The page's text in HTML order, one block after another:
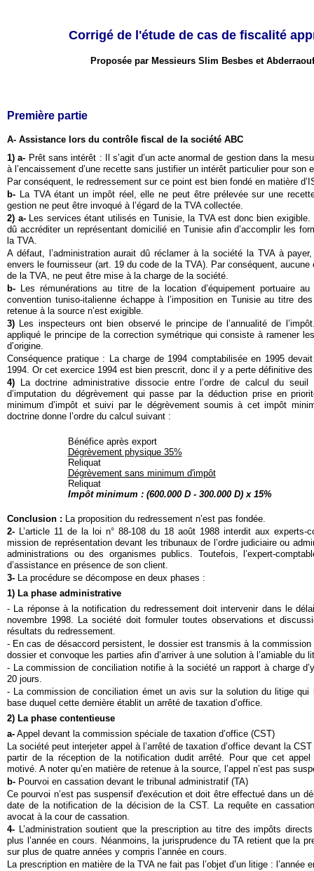
Corrigé de l'étude de cas de fiscalité
Proposée par Messieurs Slim Besbes et
Première partie
A- Assistance lors du contrôle fiscal de la société ABC
1) a- Prêt sans intérêt : Il s’agit d’un acte anormal de gestion dans la
à l’encaissement d’une recette sans justifier un intérêt particulier pour son
Par conséquent, le redressement sur ce point est bien fondé en matière
b- La TVA étant un impôt réel, elle ne peut être prélevée sur une
gestion ne peut être invoqué à l’égard de la TVA collectée.
2) a-Les services étant utilisés en Tunisie, la TVA est donc bien exigible.
dû accréditer un représentant domicilié en Tunisie afin d’accomplir les
la TVA.
A défaut, l’administration aurait dû réclamer à la société la TVA à
envers le fournisseur (art. 19 du code de la TVA). Par conséquent, aucune
de la TVA, ne peut être mise à la charge de la société.
b- Les rémunérations au titre de la location d’équipement portuaire
convention tuniso-italienne échappe à l’imposition en Tunisie au titre
retenue à la source n’est exigible.
3) Les inspecteurs ont bien observé le principe de l’annualité de
appliqué le principe de la correction symétrique qui consiste à ramener
d’origine.
Conséquence pratique : La charge de 1994 comptabilisée en 1995
1994. Or cet exercice 1994 est bien prescrit, donc il y a perte définitive
4)
La doctrine administrative dissocie entre l’ordre de calcul du seuil
d’imputation du dégrèvement qui passe par la déduction prise en
minimum d’impôt et suivi par le dégrèvement soumis à cet impôt
doctrine donne l’ordre du calcul suivant :
Bénéfice après export
Dégrèvement physique 35%
Reliquat
Dégrèvement sans minimum d'impôt
Reliquat
Impôt minimum : (600.000 D - 300.000 D) x 15%
Conclusion : La proposition du redressement n’est pas fondée.
2- L’article 11 de la loi n° 88-108 du 18 août 1988 interdit aux experts-
mission de représentation devant les tribunaux de l’ordre judiciaire ou
administrations ou des organismes publics. Toutefois, l’expert-
d’assistance en présence de son client.
3- La procédure se décompose en deux phases :
1) La phase administrative
- La réponse à la notification du redressement doit intervenir dans le
novembre 1998. La société doit formuler toutes observations et
résultats du redressement.
- En cas de désaccord persistent, le dossier est transmis à la
dossier et convoque les parties afin d’arriver à une solution à l’amiable du
- La commission de conciliation notifie à la société un rapport à charge
20 jours.
- La commission de conciliation émet un avis sur la solution du litige qui
base duquel cette dernière établit un arrêté de taxation d’office.
2) La phase contentieuse
a- Appel devant la commission spéciale de taxation d’office (CST)
La société peut interjeter appel à l’arrêté de taxation d’office devant la
partir de la réception de la notification dudit arrêté. Pour que cet
motivé. A noter qu’en matière de retenue à la source, l’appel n’est pas
b- Pourvoi en cassation devant le tribunal administratif (TA)
Ce pourvoi n’est pas suspensif d'exécution et doit être effectué dans un
date de la notification de la décision de la CST. La requête en
avocat à la cour de cassation.
4- L’administration soutient que la prescription au titre des impôts
plus l’année en cours. Néanmoins, la jurisprudence du TA retient que la
sur plus de quatre années y compris l’année en cours.
La prescription en matière de la TVA ne fait pas l’objet d’un litige : l’année